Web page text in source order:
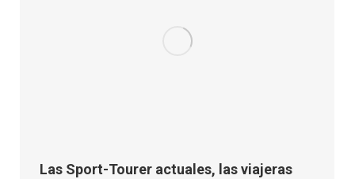
Las Sport-Tourer actuales, las viajeras